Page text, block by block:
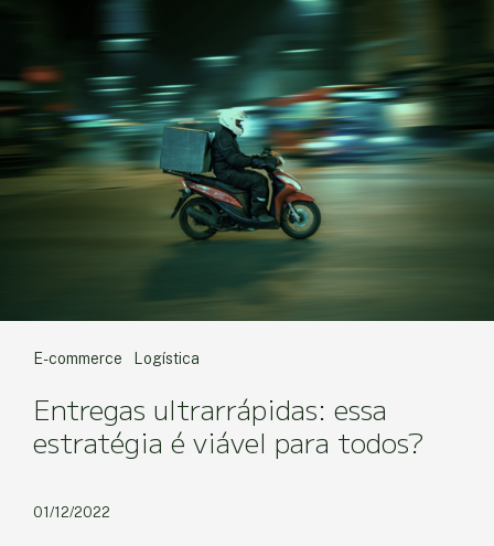
E-commerce Logística
Entregas ultrarrápidas: essa
estratégia é viável para todos?
01/12/2022